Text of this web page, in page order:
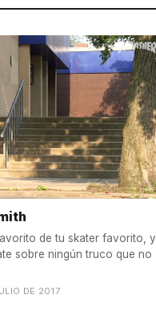
de tu skater favorito, y
sobre ningún truco que no
DE 2017